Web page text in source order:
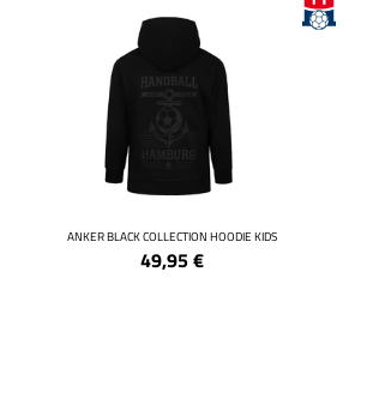
ANKER BLACK COLLECTION HOODIE KIDS
49,95€